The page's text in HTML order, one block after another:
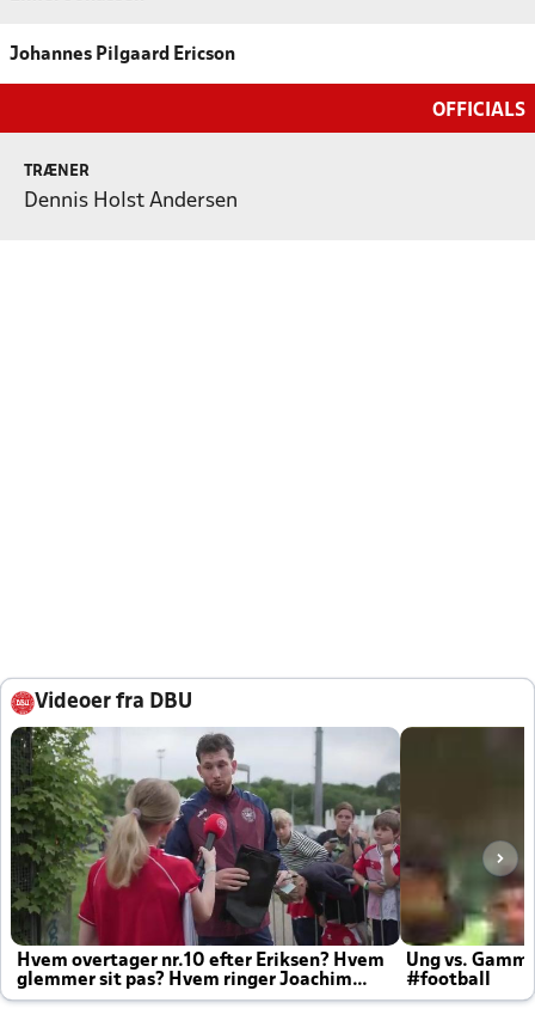
Johannes Pilgaard Ericson
OFFICIALS
TRÆNER
Dennis Holst Andersen
Videoer fra DBU
Hvem overtager nr.10 efter Eriksen? Hvem
glemmer sit pas? Hvem ringer Joachim
altid til efter kampe?
Ung vs.
#football